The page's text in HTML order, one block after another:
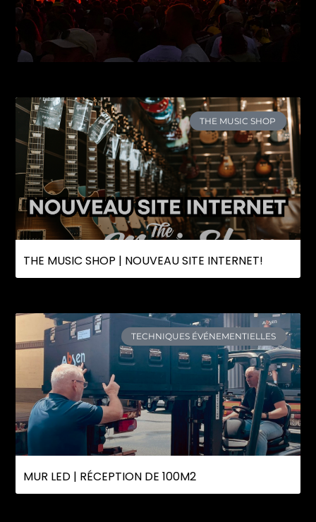
THE MUSIC SHOP
THE MUSIC SHOP | NOUVEAU SITE INTERNET!
TECHNIQUES ÉVÉNEMENTIELLES
MUR LED | RÉCEPTION DE 100M2